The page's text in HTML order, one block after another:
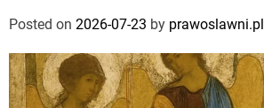
Posted on 2026-07-23 by prawoslawni.pl